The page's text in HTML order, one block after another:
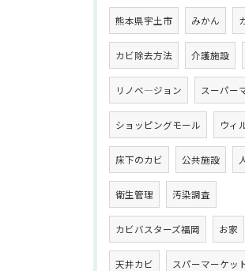
熊本県宇土市 みかん
カビ除去方法 介護施設
リノベ―ジョン スーパー
ショッピングモール ウィ
床下のカビ 公共施設
衛生管理 汚染調査
カビバスターズ福岡 お家
天井カビ スパーマーケッ